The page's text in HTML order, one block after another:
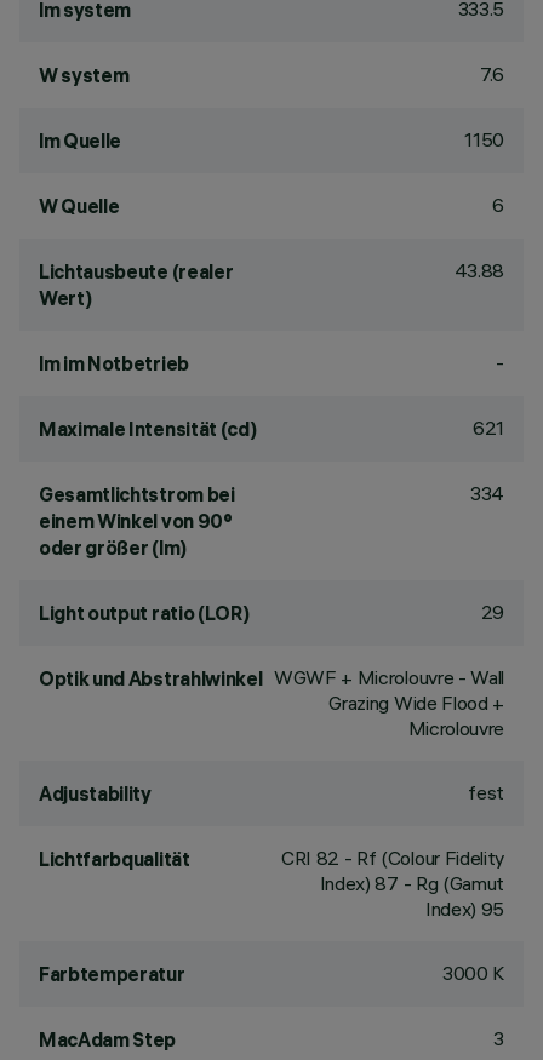
lm system 333.5
W system 7.6
lm Quelle 1150
W Quelle 6
Lichtausbeute (realer
Wert)
43.88
lm im Notbetrieb -
Maximale Intensität (cd) 621
Gesamtlichtstrom bei
einem Winkel von 90°
oder größer (lm)
334
Light output ratio (LOR) 29
Optik und Abstrahlwinkel WGWF + Microlouvre - Wall
Grazing Wide Flood +
Microlouvre
Adjustability fest
Lichtfarbqualität CRI 82 - Rf (Colour Fidelity
Index) 87 - Rg (Gamut
Index) 95
Farbtemperatur 3000 K
MacAdam Step 3